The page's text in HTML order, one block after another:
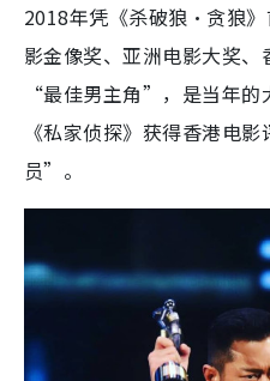
2018年凭《杀破狼·贪狼
影金像奖、亚洲电影大奖
“最佳男主角”，是当年的
《私家侦探》获得香港电
员”。